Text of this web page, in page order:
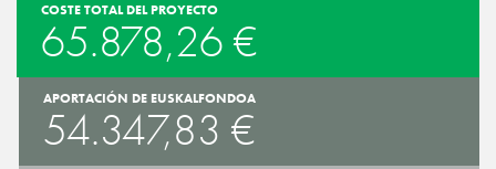
COSTE TOTAL DEL PROYECTO
65.878,26 €
APORTACIÓN DE EUSKALFONDOA
54.347,83 €